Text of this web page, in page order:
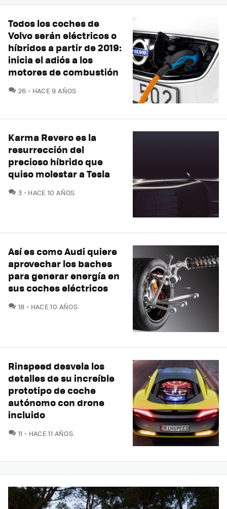
Todos los coches de
Volvo serán eléctricos o
híbridos a partir de 2019:
inicia el adiós a los
motores de combustión
26 COMENTARIOS
HACE 9 AÑOS
Karma Revero es la
resurrección del
precioso híbrido que
quiso molestar a Tesla
3 COMENTARIOS
HACE 10 AÑOS
Así es como Audi quiere
aprovechar los baches
para generar energía en
sus coches eléctricos
18 COMENTARIOS
HACE 10 AÑOS
Rinspeed desvela los
detalles de su increíble
prototipo de coche
autónomo con drone
incluido
11 COMENTARIOS
HACE 11 AÑOS